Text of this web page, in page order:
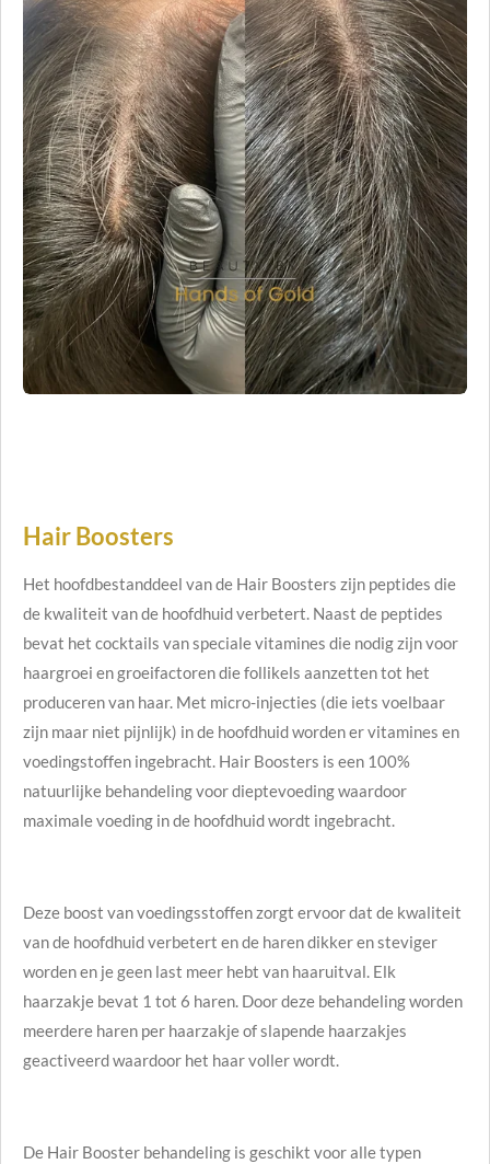
Hair Boosters
Het hoofdbestanddeel van de Hair Boosters zijn peptides die
de kwaliteit van de hoofdhuid verbetert. Naast de peptides
bevat het cocktails van speciale vitamines die nodig zijn voor
haargroei en groeifactoren die follikels aanzetten tot het
produceren van haar. Met micro-injecties (die iets voelbaar
zijn maar niet pijnlijk) in de hoofdhuid worden er vitamines en
voedingstoffen ingebracht. Hair Boosters is een 100%
natuurlijke behandeling voor dieptevoeding waardoor
maximale voeding in de hoofdhuid wordt ingebracht.
Deze boost van voedingsstoffen zorgt ervoor dat de kwaliteit
van de hoofdhuid verbetert en de haren dikker en steviger
worden en je geen last meer hebt van haaruitval. Elk
haarzakje bevat 1 tot 6 haren. Door deze behandeling worden
meerdere haren per haarzakje of slapende haarzakjes
geactiveerd waardoor het haar voller wordt.
De Hair Booster behandeling is geschikt voor alle typen